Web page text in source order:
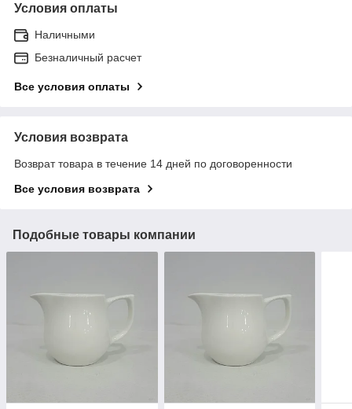
Условия оплаты
Наличными
Безналичный расчет
Все условия оплаты
Условия возврата
Возврат товара в течение 14 дней по договоренности
Все условия возврата
Подобные товары компании